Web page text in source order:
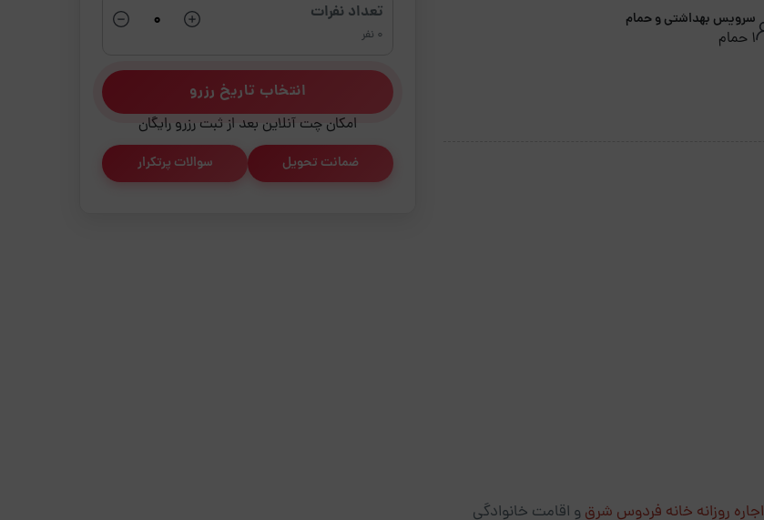
سرویس بهداشتی و حمام
1 حمام
اجاره روزانه خانه فردوس شرق و اقامت خانوادگی
تعداد نفرات
0 نفر
انتخاب تاریخ رزرو
امکان چت آنلاین بعد از ثبت رزرو رایگان
ضمانت تحویل سوالات پرتکرار